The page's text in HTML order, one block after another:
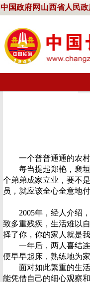
中国政府网 山西省人民政
一个普普通通的农村
每当提起郑艳，襄垣
个弟弟成家立业，要不
员，就应该全心全意地
2005年，经人介绍，
致多重残疾，生活难以
择了你，你的家人就是
一年后，两人喜结连
便早早起床，熟练地为
面对如此繁重的生活
能凭借自己的细心观察